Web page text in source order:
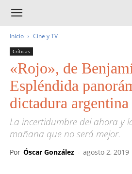
Inicio Cine y TV
Críticas
«Rojo», de
Espléndida
dictadura argentina
La incertidumbre del ahora y
mañana que no será mejor.
Por Óscar González - agosto 2, 2019